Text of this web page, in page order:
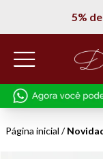
Página inicial /